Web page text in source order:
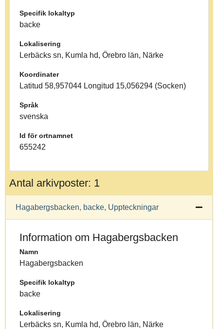
Specifik lokaltyp
backe
Lokalisering
Lerbäcks sn, Kumla hd, Örebro län, Närke
Koordinater
Latitud 58,957044 Longitud 15,056294 (Socken)
Språk
svenska
Id för ortnamnet
655242
Antal arkivposter: 1
Hagabergsbacken, backe, Uppteckningar
Information om Hagabergsbacken
Namn
Hagabergsbacken
Specifik lokaltyp
backe
Lokalisering
Lerbäcks sn, Kumla hd, Örebro län, Närke